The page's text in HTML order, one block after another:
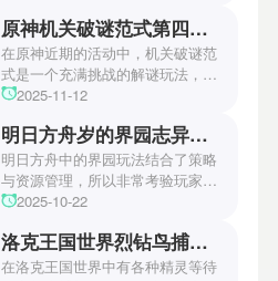
场资讯让众多玩家们都非常期待！
本次官方也宣布游戏将于2027年登
陆PS5、Xbox以及PC平台！有兴
趣的玩家们可以继续留守鲶鱼网！
原神机关破谜范式第四关通关方法
在原神近期的活动中，机关破谜范
式是一个充满挑战的解谜玩法，其
中第四关是许多玩家遇到困难的地
机关破谜范式第四关通关方法，助
玩家们能够顺利通关！有兴趣的玩
家们快来一起看看吧！
2025-11-12
明日方舟岁的界园志异攻略
明日方舟中的界园玩法结合了策略
与资源管理，所以非常考验玩家的
操作和规划能力。游戏里拥有先
丰富多样的角色体系足以满足不同
战术需求。电表倒转是界园中的核
2025-10-22
洛克王国世界烈钻鸟捕捉地点
在洛克王国世界中有各种精灵等待